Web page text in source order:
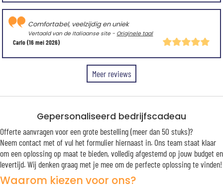
Carlo(16 mei 2026)
Comfortabel, veelzijdig en uniek
Vertaald van de Italiaanse site - Originele taal
Meer reviews
Gepersonaliseerd bedrijfscadeau
Offerte aanvragen voor een grote bestelling (meer dan 50 stuks)?
Neem contact met of vul het formulier hiernaast in. Ons team staat klaar
om een oplossing op maat te bieden, volledig afgestemd op jouw budget en
levertijd. Wij denken graag met je mee om de perfecte oplossing te vinden!
Waarom kiezen voor ons?